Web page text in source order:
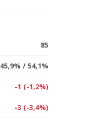
85
45,9% / 54,1%
-1 (-1,2%)
-3 (-3,4%)